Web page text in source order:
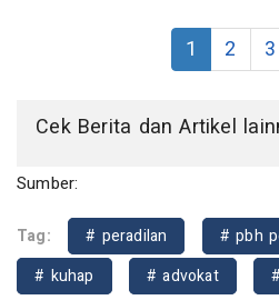
1 2 3
Cek Berita dan Artikel
Sumber:
Tag: # peradilan # pbh
# kuhap
# advokat